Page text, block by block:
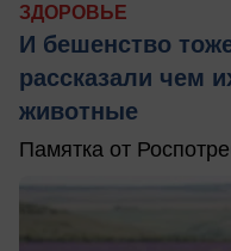
ЗДОРОВЬЕ
И бешенство
рассказали чем
животные
Памятка от